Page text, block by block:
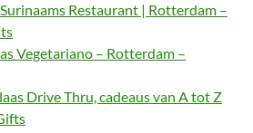
Restaurant | Rotterdam –
Vegetariano – Rotterdam –
Drive Thru, cadeaus van A tot Z